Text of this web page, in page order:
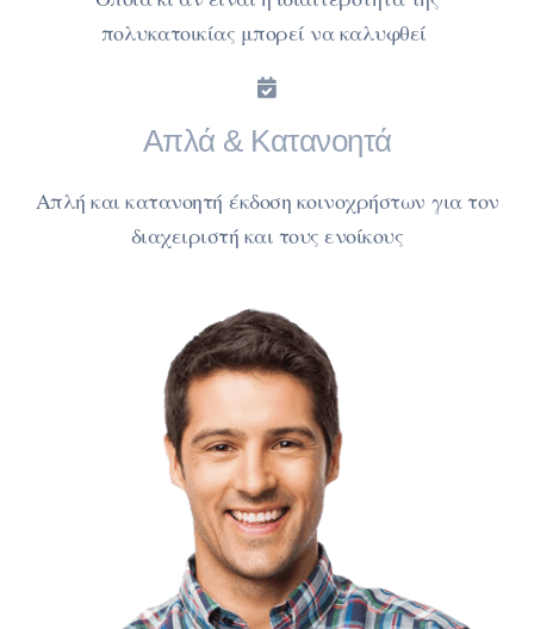
πολυκατοικίας μπορεί να καλυφθεί
Απλά & Κατανοητά
Απλή και κατανοητή έκδοση κοινοχρήστων για τον
διαχειριστή και τους ενοίκους